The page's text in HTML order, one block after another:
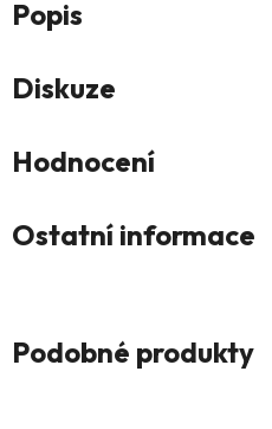
Popis
Diskuze
Hodnocení
Ostatní informace
Podobné produkty